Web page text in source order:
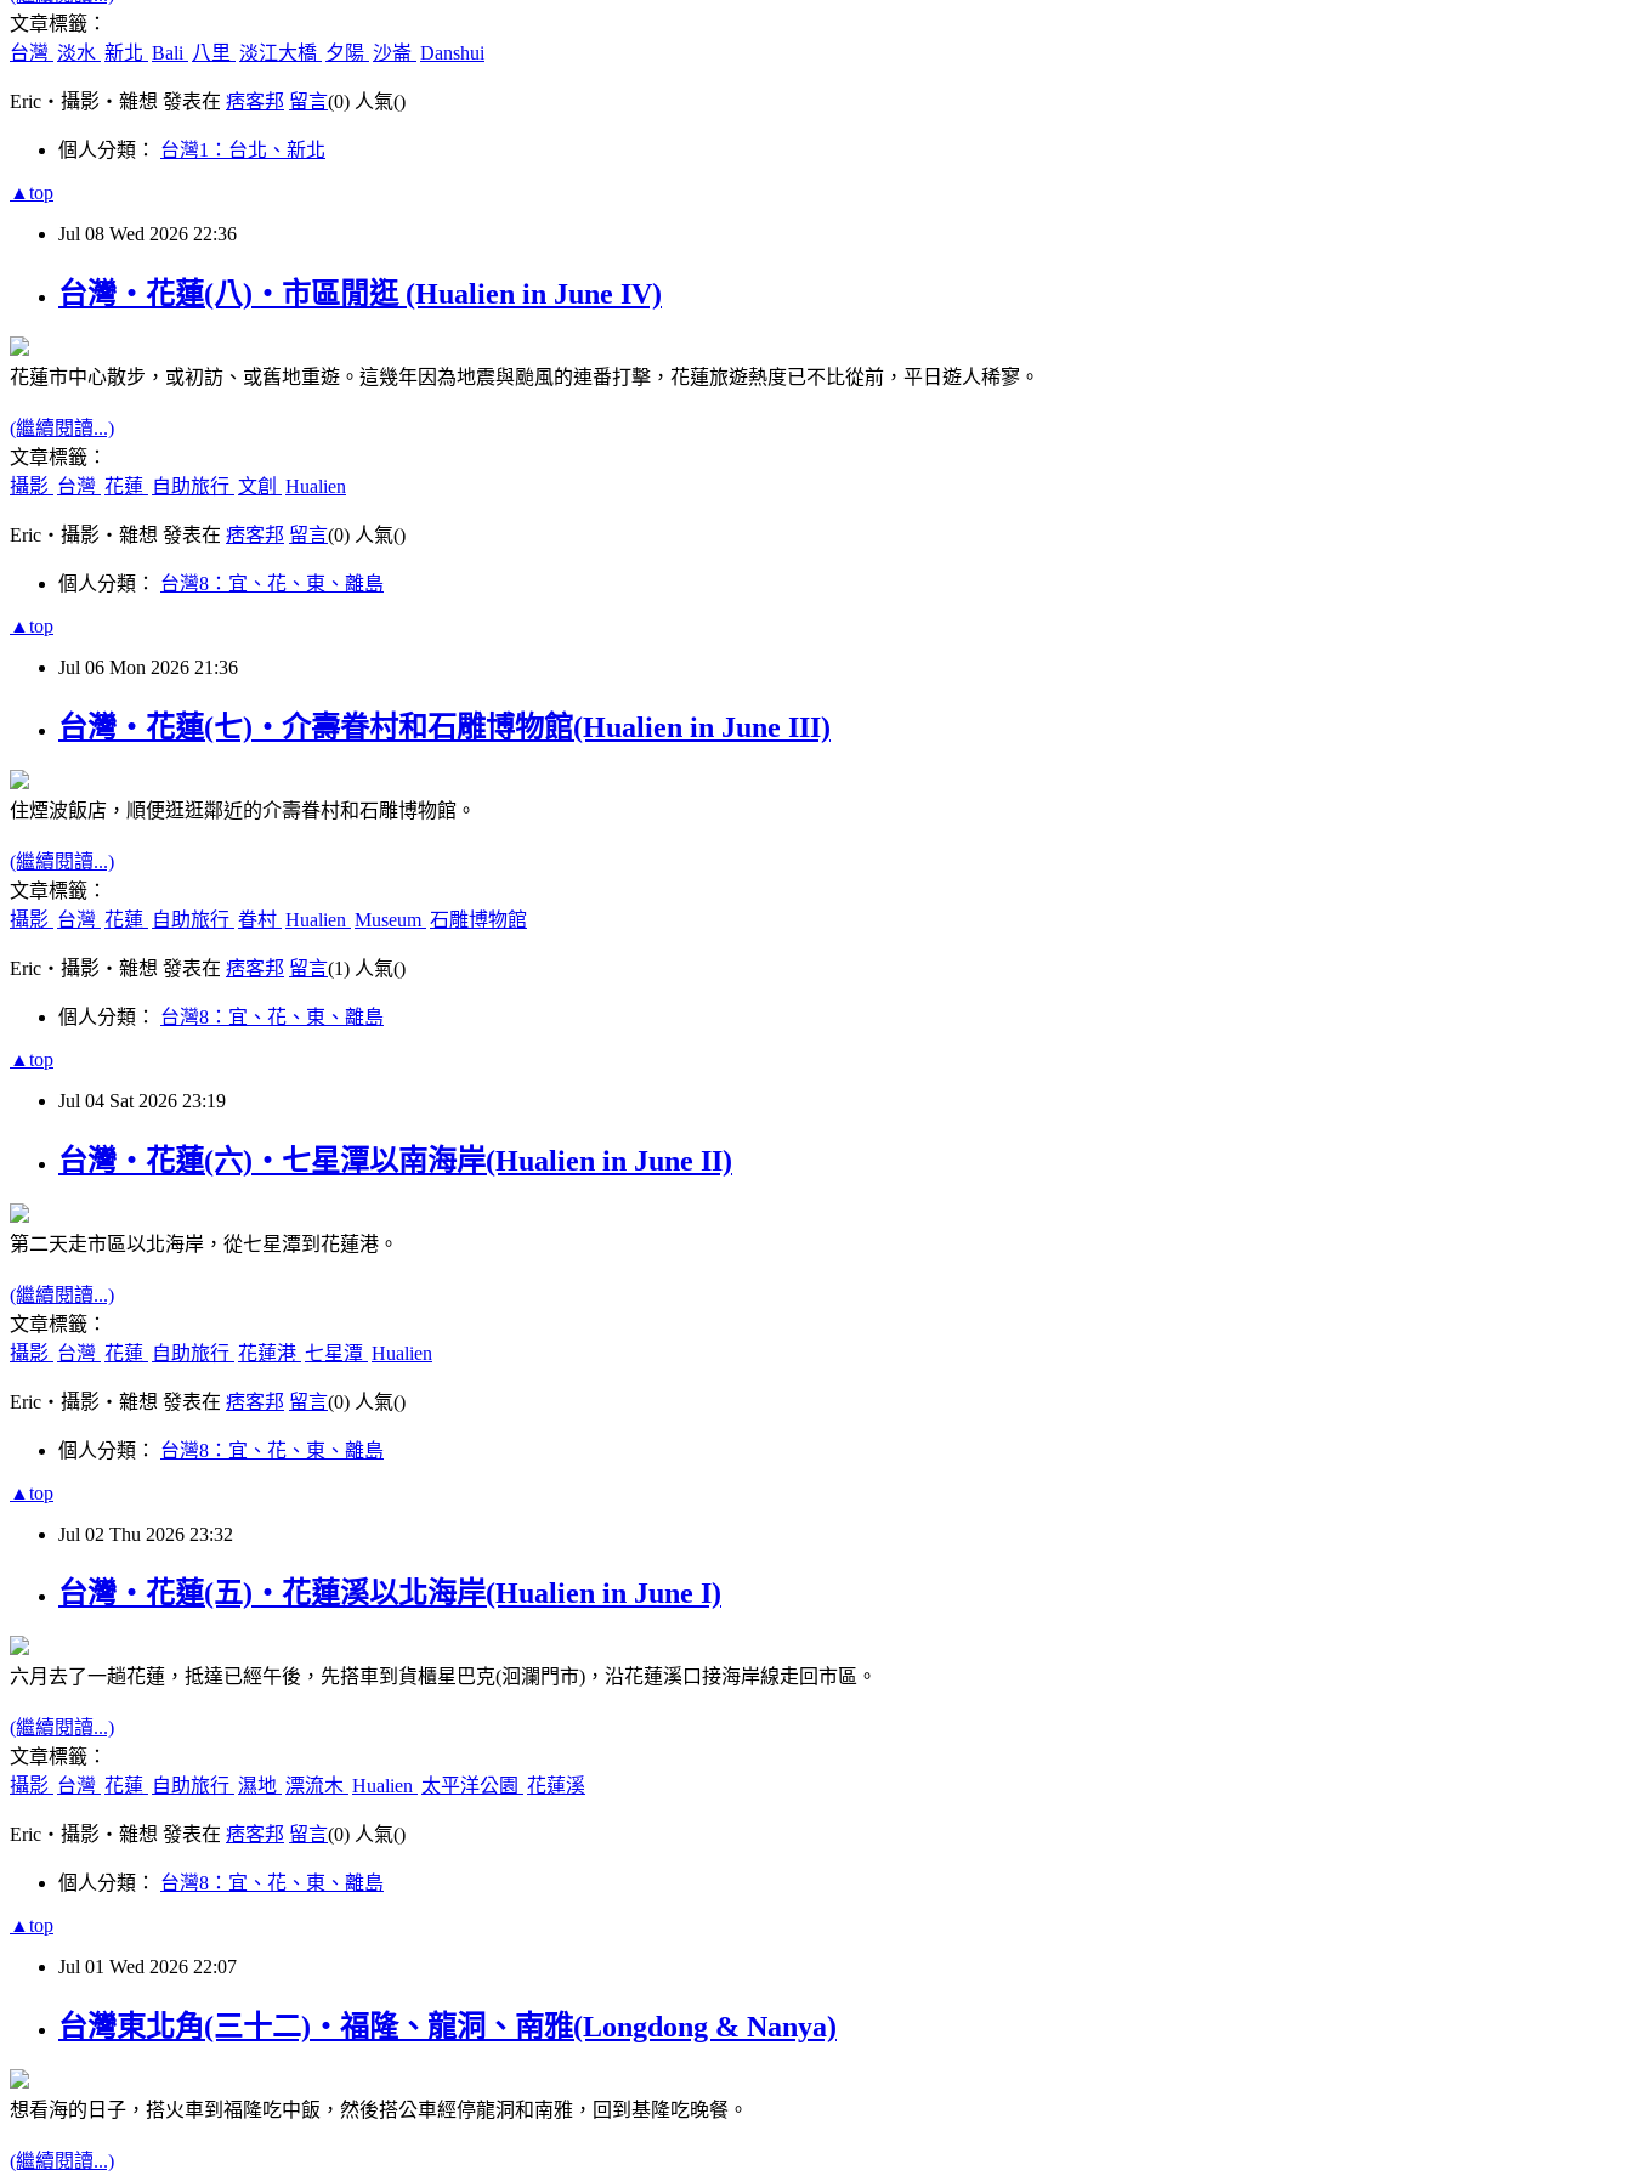
文章標籤：
台灣 淡水 新北 Bali 八里 淡江大橋 夕陽 沙崙 Danshui
Eric‧攝影‧雜想 發表在 痞客邦 留言(0) 人氣()
個人分類： 台灣1：台北、新北
▲top
Jul 08 Wed 2026 22:36
台灣‧花蓮(八)‧市區閒逛 (Hualien in June IV)
花蓮市中心散步，或初訪、或舊地重遊。這幾年因為地震與颱風的連番打擊，花蓮旅遊熱度已不比從前，平日遊人稀寥。
(繼續閱讀...)
文章標籤：
攝影 台灣 花蓮 自助旅行 文創 Hualien
Eric‧攝影‧雜想 發表在 痞客邦 留言(0) 人氣()
個人分類： 台灣8：宜、花、東、離島
▲top
Jul 06 Mon 2026 21:36
台灣‧花蓮(七)‧介壽眷村和石雕博物館(Hualien in June III)
住煙波飯店，順便逛逛鄰近的介壽眷村和石雕博物館。
(繼續閱讀...)
文章標籤：
攝影 台灣 花蓮 自助旅行 眷村 Hualien Museum 石雕博物館
Eric‧攝影‧雜想 發表在 痞客邦 留言(1) 人氣()
個人分類： 台灣8：宜、花、東、離島
▲top
Jul 04 Sat 2026 23:19
台灣‧花蓮(六)‧七星潭以南海岸(Hualien in June II)
第二天走市區以北海岸，從七星潭到花蓮港。
(繼續閱讀...)
文章標籤：
攝影 台灣 花蓮 自助旅行 花蓮港 七星潭 Hualien
Eric‧攝影‧雜想 發表在 痞客邦 留言(0) 人氣()
個人分類： 台灣8：宜、花、東、離島
▲top
Jul 02 Thu 2026 23:32
台灣‧花蓮(五)‧花蓮溪以北海岸(Hualien in June I)
六月去了一趟花蓮，抵達已經午後，先搭車到貨櫃星巴克(洄瀾門市)，沿花蓮溪口接海岸線走回市區。
(繼續閱讀...)
文章標籤：
攝影 台灣 花蓮 自助旅行 濕地 漂流木 Hualien 太平洋公園 花蓮溪
Eric‧攝影‧雜想 發表在 痞客邦 留言(0) 人氣()
個人分類： 台灣8：宜、花、東、離島
▲top
Jul 01 Wed 2026 22:07
台灣東北角(三十二)‧福隆、龍洞、南雅(Longdong & Nanya)
想看海的日子，搭火車到福隆吃中飯，然後搭公車經停龍洞和南雅，回到基隆吃晚餐。
(繼續閱讀...)